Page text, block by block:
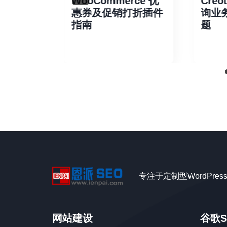
惠券及促销打折插件
指南
询业
题
专注于定制型
网站建设 谷歌